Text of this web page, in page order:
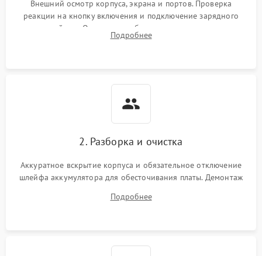
Внешний осмотр корпуса, экрана и портов. Проверка
реакции на кнопку включения и подключение зарядного
устройства. Оценка потребления тока с помощью
лабораторного блока питания для локализации проблемы.
Подробнее
2. Разборка и очистка
Аккуратное вскрытие корпуса и обязательное отключение
шлейфа аккумулятора для обесточивания платы. Демонтаж
высохшей термопасты с кристаллов чипов.
Подробнее